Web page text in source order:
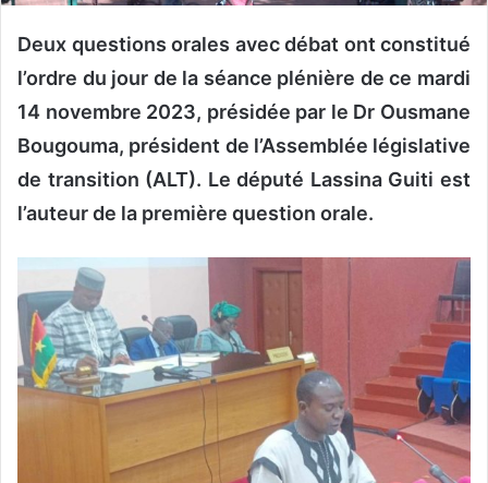
i
Deux questions orales avec débat ont constitué
l’ordre du jour de la séance plénière de ce mardi
14 novembre 2023, présidée par le Dr Ousmane
Bougouma, président de l’Assemblée législative
de transition (ALT). Le député Lassina Guiti est
l’auteur de la première question orale.